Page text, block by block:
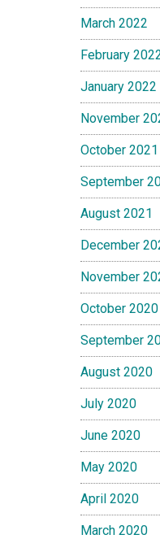
March 2022
February
January 2022
November
October 2021
September
August 2021
December
November
October 2020
September
August 2020
July 2020
June 2020
May 2020
April 2020
March 2020